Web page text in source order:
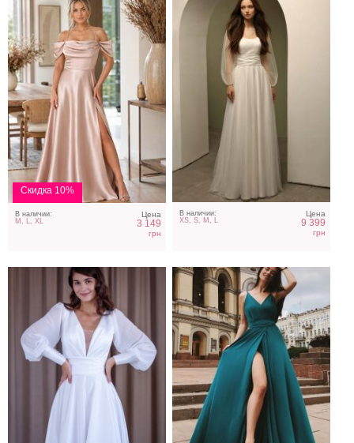
Скидка 10%
В наличии:
M, L, XL
Цена
3 149
грн
В наличии:
XS, S, M, L
Цена
9 399
грн
Свадебное белое
длинное атласное платье
c рукавами
Нарядное зелёное платье